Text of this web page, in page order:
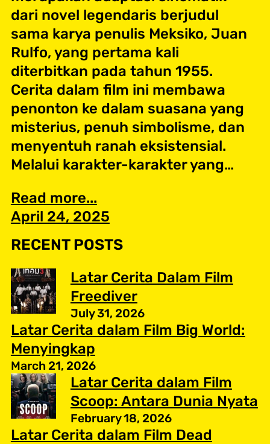
dari novel legendaris berjudul
sama karya penulis Meksiko, Juan
Rulfo, yang pertama kali
diterbitkan pada tahun 1955.
Cerita dalam film ini membawa
penonton ke dalam suasana yang
misterius, penuh simbolisme, dan
menyentuh ranah eksistensial.
Melalui karakter-karakter yang…
Read more...
April 24, 2025
RECENT POSTS
Latar Cerita Dalam Film
Freediver
July 31, 2026
Latar Cerita dalam Film Big World:
Menyingkap
March 21, 2026
Latar Cerita dalam Film
Scoop: Antara Dunia Nyata
February 18, 2026
Latar Cerita dalam Film Dead